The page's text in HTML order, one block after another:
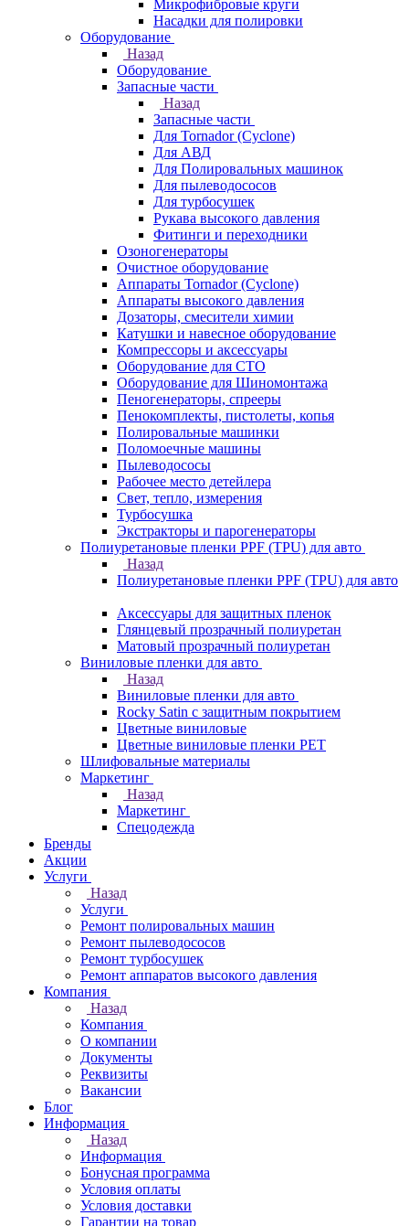
Микрофибровые круги
Насадки для полировки
Оборудование
Назад
Оборудование
Запасные части
Назад
Запасные части
Для Tornador (Cyclone)
Для АВД
Для Полировальных машинок
Для пылеводососов
Для турбосушек
Рукава высокого давления
Фитинги и переходники
Озоногенераторы
Очистное оборудование
Аппараты Tornador (Cyclone)
Аппараты высокого давления
Дозаторы, смесители химии
Катушки и навесное оборудование
Компрессоры и аксессуары
Оборудование для СТО
Оборудование для Шиномонтажа
Пеногенераторы, спрееры
Пенокомплекты, пистолеты, копья
Полировальные машинки
Поломоечные машины
Пылеводососы
Рабочее место детейлера
Свет, тепло, измерения
Турбосушка
Экстракторы и парогенераторы
Полиуретановые пленки PPF (TPU) для авто
Назад
Полиуретановые пленки PPF (TPU) для авто
Аксессуары для защитных пленок
Глянцевый прозрачный полиуретан
Матовый прозрачный полиуретан
Виниловые пленки для авто
Назад
Виниловые пленки для авто
Rocky Satin с защитным покрытием
Цветные виниловые
Цветные виниловые пленки PET
Шлифовальные материалы
Маркетинг
Назад
Маркетинг
Спецодежда
Бренды
Акции
Услуги
Назад
Услуги
Ремонт полировальных машин
Ремонт пылеводососов
Ремонт турбосушек
Ремонт аппаратов высокого давления
Компания
Назад
Компания
О компании
Документы
Реквизиты
Вакансии
Блог
Информация
Назад
Информация
Бонусная программа
Условия оплаты
Условия доставки
Гарантии на товар